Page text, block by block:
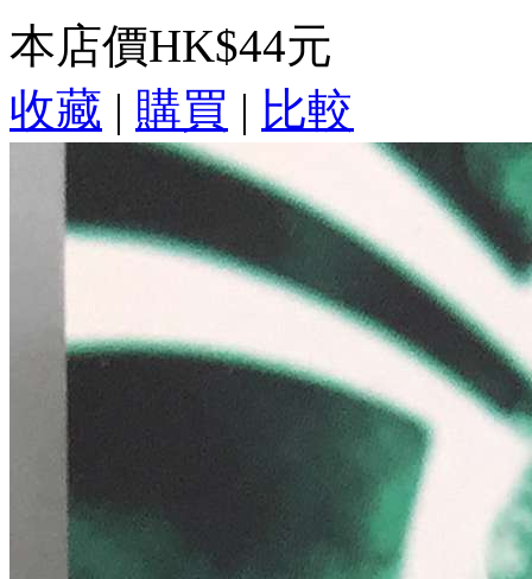
本店價HK$44元
收藏 | 購買 | 比較